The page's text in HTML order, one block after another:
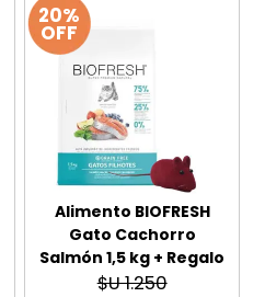
20%
OFF
Alimento BIOFRESH
Gato Cachorro
Salmón 1,5 kg + Regalo
$U 1.250